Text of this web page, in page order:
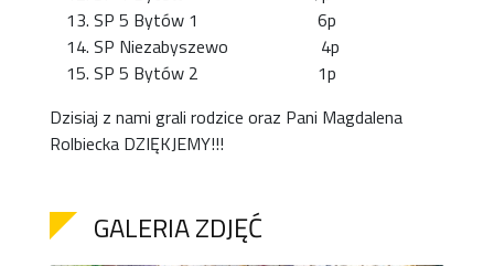
SP 5 Bytów 1 6p
SP Niezabyszewo 4p
SP 5 Bytów 2 1p
Dzisiaj z nami grali rodzice oraz Pani Magdalena
Rolbiecka DZIĘKJEMY!!!
GALERIA ZDJĘĆ